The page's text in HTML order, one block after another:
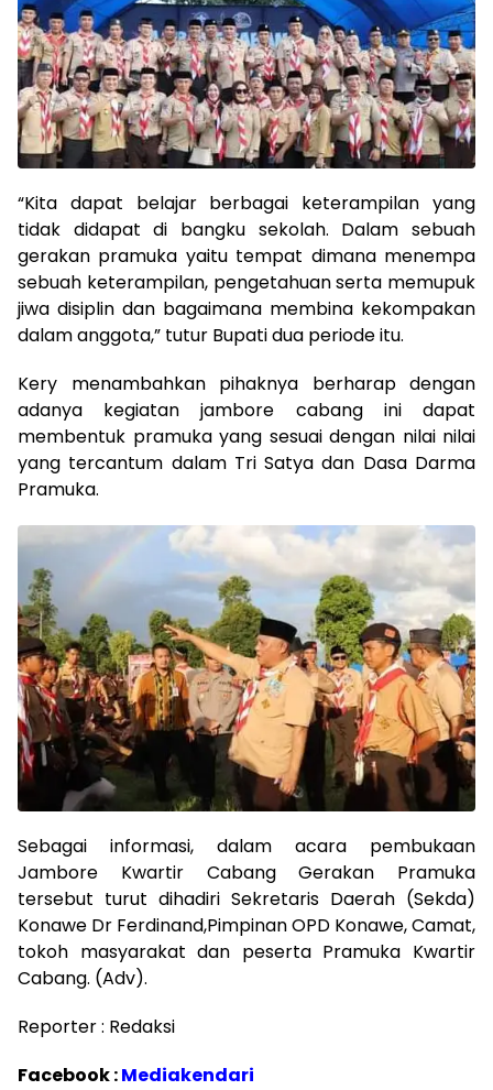
“Kita dapat belajar berbagai keterampilan yang
tidak didapat di bangku sekolah. Dalam sebuah
gerakan pramuka yaitu tempat dimana menempa
sebuah keterampilan, pengetahuan serta memupuk
jiwa disiplin dan bagaimana membina kekompakan
dalam anggota,” tutur Bupati dua periode itu.
Kery menambahkan pihaknya berharap dengan
adanya kegiatan jambore cabang ini dapat
membentuk pramuka yang sesuai dengan nilai nilai
yang tercantum dalam Tri Satya dan Dasa Darma
Pramuka.
Sebagai informasi, dalam acara pembukaan
Jambore Kwartir Cabang Gerakan Pramuka
tersebut turut dihadiri Sekretaris Daerah (Sekda)
Konawe Dr Ferdinand,Pimpinan OPD Konawe, Camat,
tokoh masyarakat dan peserta Pramuka Kwartir
Cabang. (Adv).
Reporter : Redaksi
Facebook :Mediakendari